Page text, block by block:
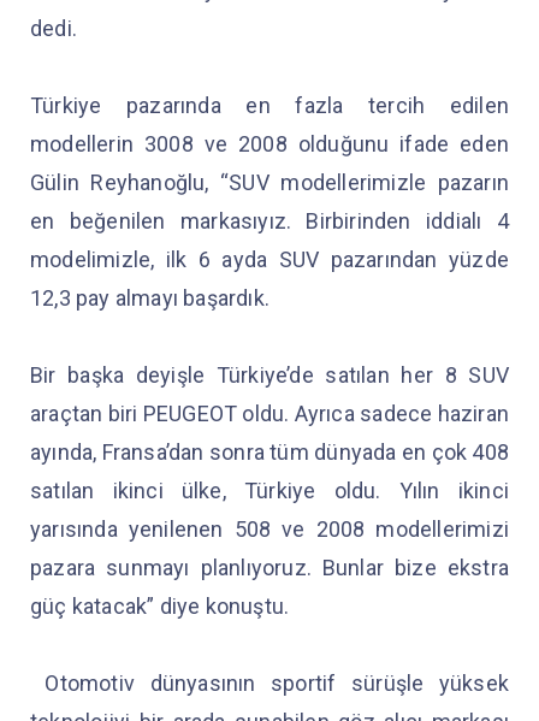
dedi.
Türkiye pazarında en fazla tercih edilen
modellerin 3008 ve 2008 olduğunu ifade eden
Gülin Reyhanoğlu, “SUV modellerimizle pazarın
en beğenilen markasıyız. Birbirinden iddialı 4
modelimizle, ilk 6 ayda SUV pazarından yüzde
12,3 pay almayı başardık.
Bir başka deyişle Türkiye’de satılan her 8 SUV
araçtan biri PEUGEOT oldu. Ayrıca sadece haziran
ayında, Fransa’dan sonra tüm dünyada en çok 408
satılan ikinci ülke, Türkiye oldu. Yılın ikinci
yarısında yenilenen 508 ve 2008 modellerimizi
pazara sunmayı planlıyoruz. Bunlar bize ekstra
güç katacak” diye konuştu.
Otomotiv dünyasının sportif sürüşle yüksek